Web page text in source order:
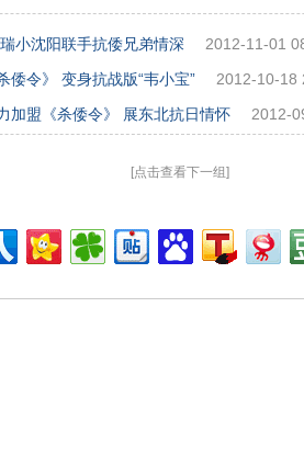
小沈阳联手抗倭兄弟情深
2012-11-01
倭令》 变身抗战版“韦小宝”
2012-10-18
加盟《杀倭令》 展东北抗日情怀
2012-
[点击查看下一组]